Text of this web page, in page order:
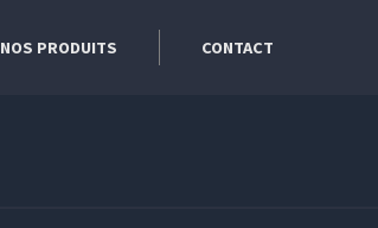
NOS PRODUITS CONTACT